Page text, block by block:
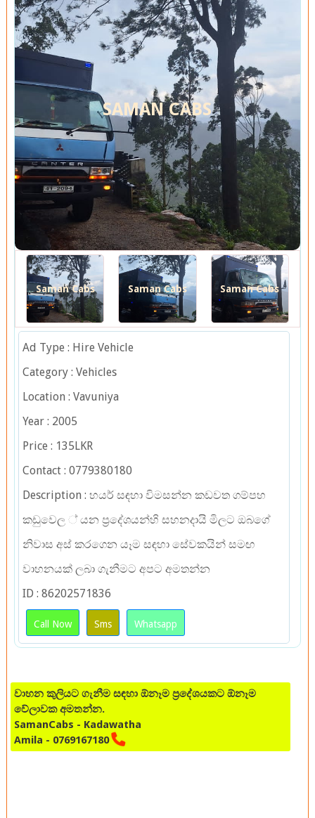
SAMAN CABS
Saman Cabs Saman Cabs Saman Cabs
Ad Type : Hire Vehicle
Category : Vehicles
Location : Vavuniya
Year : 2005
Price : 135LKR
Contact : 0779380180
Description : හයර් සඳහා විමසන්න කඩවත ගම්පහ
කඩුවෙල ්‍ යන ප්‍රදේශයන්හි සහනදායි මිලට ඔබගේ
නිවාස අස් කරගෙන යෑම සඳහා සේවකයින් සමඟ
වාහනයක් ලබා ගැනීමට අපට අමතන්න
ID : 86202571836
Call Now Sms Whatsapp
වාහන කුලියට ගැනීම සඳහා ඕනෑම ප්‍රදේශයකට ඕනෑම
වේලාවක අමතන්න.
SamanCabs - Kadawatha
Amila - 0769167180